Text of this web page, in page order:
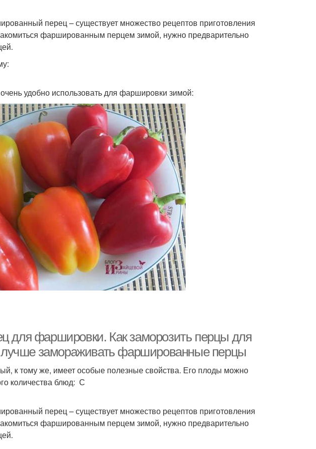
перец – существует множество рецептов приготовления
фаршированным перцем зимой, нужно предварительно
удобно использовать для фаршировки зимой:
для фаршировки. Как заморозить перцы для
замораживать фаршированные перцы
к тому же, имеет особые полезные свойства. Его плоды можно
количества блюд: С
перец – существует множество рецептов приготовления
фаршированным перцем зимой, нужно предварительно